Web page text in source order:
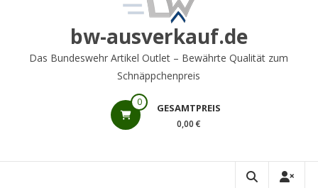
bw-ausverkauf.de
Das Bundeswehr Artikel Outlet – Bewährte Qualität zum
Schnäppchenpreis
0 GESAMTPREIS
0,00 €